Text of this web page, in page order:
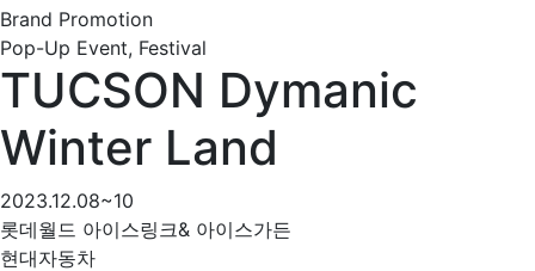
Brand Promotion
Pop-Up Event, Festival
TUCSON Dymanic
Winter Land
2023.12.08~10
롯데월드 아이스링크& 아이스가든
현대자동차